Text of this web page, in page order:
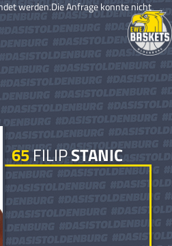
werden.Die Anfrage konnte nicht
65FILIPSTANIC